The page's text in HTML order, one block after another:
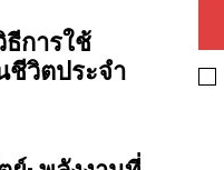
การใช้
ชีวิตประจำ